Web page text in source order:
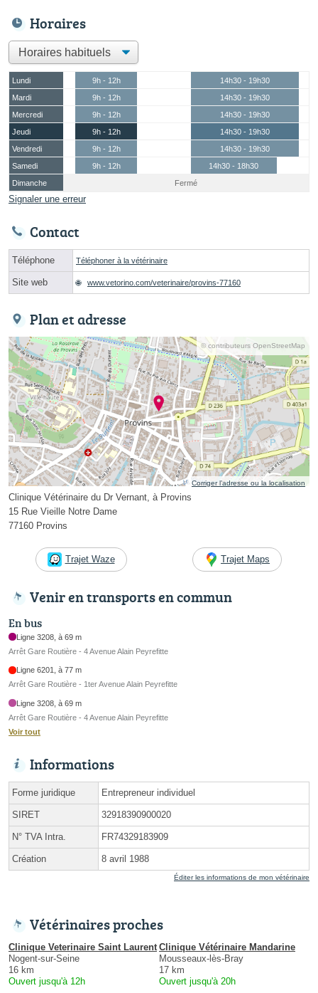
Horaires
Lundi 9h - 12h
14h30 - 19h30
Mardi
9h - 12h
14h30 - 19h30
Mercredi
9h - 12h
14h30 - 19h30
Jeudi
9h - 12h
14h30 - 19h30
Vendredi
9h - 12h
14h30 - 19h30
Samedi
9h - 12h
14h30 - 18h30
Dimanche
Fermé
Signaler une erreur
Contact
Téléphone Téléphoner à la vétérinaire
Site web www.vetorino.com/veterinaire/provins-77160
Plan et adresse
© contributeurs OpenStreetMap
Corriger l’adresse ou la localisation
Clinique Vétérinaire du Dr Vernant, à Provins
15 Rue Vieille Notre Dame
77160 Provins
Trajet Waze Trajet Maps
Venir en transports en commun
En bus
Ligne 3208, à 69 m
Arrêt Gare Routière - 4 Avenue Alain Peyrefitte
Ligne 6201, à 77 m
Arrêt Gare Routière - 1ter Avenue Alain Peyrefitte
Ligne 3208, à 69 m
Arrêt Gare Routière - 4 Avenue Alain Peyrefitte
Voir tout
Informations
Forme juridique Entrepreneur individuel
SIRET 32918390900020
N° TVA Intra. FR74329183909
Création 8 avril 1988
Éditer les informations de mon vétérinaire
Vétérinaires proches
Clinique Veterinaire Saint Laurent
Nogent-sur-Seine
16 km
Ouvert jusqu'à 12h
Clinique Vétérinaire Mandarine
Mousseaux-lès-Bray
17 km
Ouvert jusqu'à 20h